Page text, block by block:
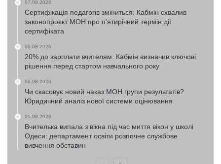
07.08.2026
Сертифікація педагогів зміниться: Кабмін схвалив
законопроєкт МОН про п’ятирічний термін дії
сертифіката
06.08.2026
20% до зарплати вчителям: Кабмін визначив ключові
рішення перед стартом навчального року
06.08.2026
Чи скасовує новий наказ МОН групи результатів?
Юридичний аналіз нової системи оцінювання
05.08.2026
Вчителька випала з вікна під час миття вікон у школі
Одеси: департамент освіти розпочне службове
вивчення обставин